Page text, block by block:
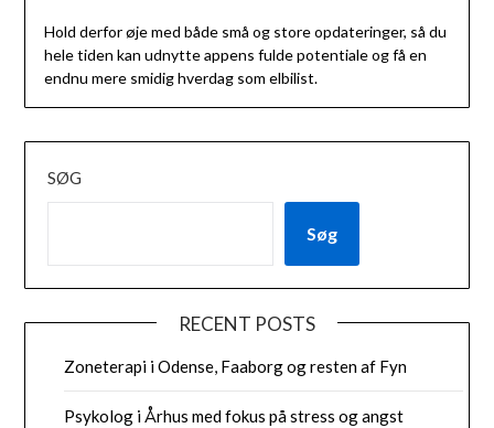
Hold derfor øje med både små og store opdateringer, så du
hele tiden kan udnytte appens fulde potentiale og få en
endnu mere smidig hverdag som elbilist.
SØG
Søg
RECENT POSTS
Zoneterapi i Odense, Faaborg og resten af Fyn
Psykolog i Århus med fokus på stress og angst